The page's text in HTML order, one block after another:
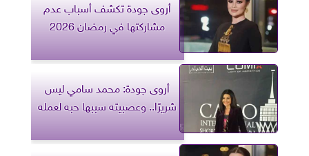
أروى جودة تكشف أسباب عدم
مشاركتها في رمضان 2026
أروى جودة: محمد سامي ليس
شريرًا.. وعصبيته سببها حبه لعمله